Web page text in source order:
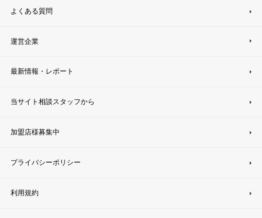
よくある質問
運営企業
最新情報・レポート
当サイト相談スタッフから
加盟店様募集中
プライバシーポリシー
利用規約